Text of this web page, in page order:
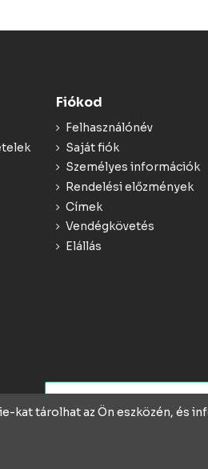
Fiókod
Felhasználónév
Saját fiók
Személyes információk
Rendelési előzmények
Címek
Vendégkövetés
Elállás
vel és szakértelmmel
kat tárolhat az Ön eszközén, és